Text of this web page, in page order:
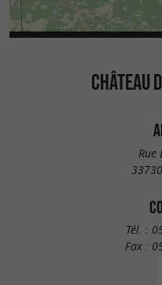
CHÂTEAU
Rue
Tél. :
Fax :